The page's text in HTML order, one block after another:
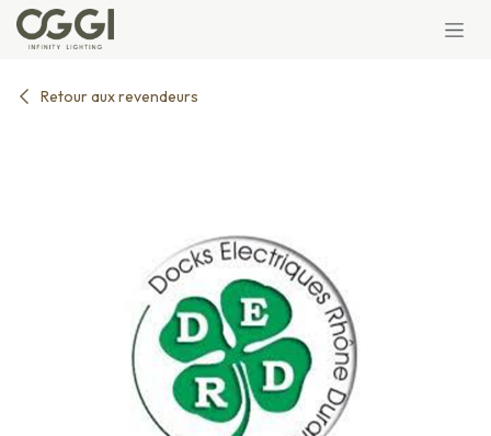
Se rendre au contenu
Retour aux revendeurs